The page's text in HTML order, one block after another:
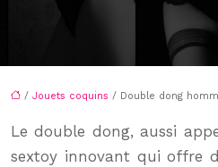
/ Jouets coquins / Double dong
Le double dong, aussi
sextoy innovant qui offre